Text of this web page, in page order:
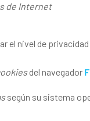
de Internet
el nivel de privacidad
del navegador
según su sistema